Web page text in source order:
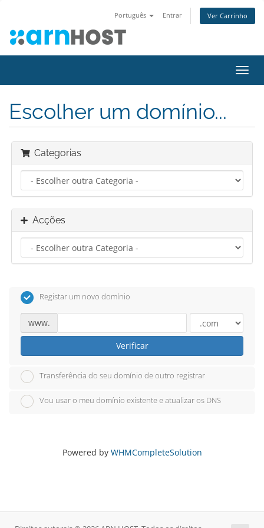
Português Entrar Ver Carrinho
Escolher um domínio...
Categorias
Acções
Registar um novo domínio
www.
Verificar
Transferência do seu domínio de outro registrar
Vou usar o meu domínio existente e atualizar os DNS
Powered by WHMCompleteSolution